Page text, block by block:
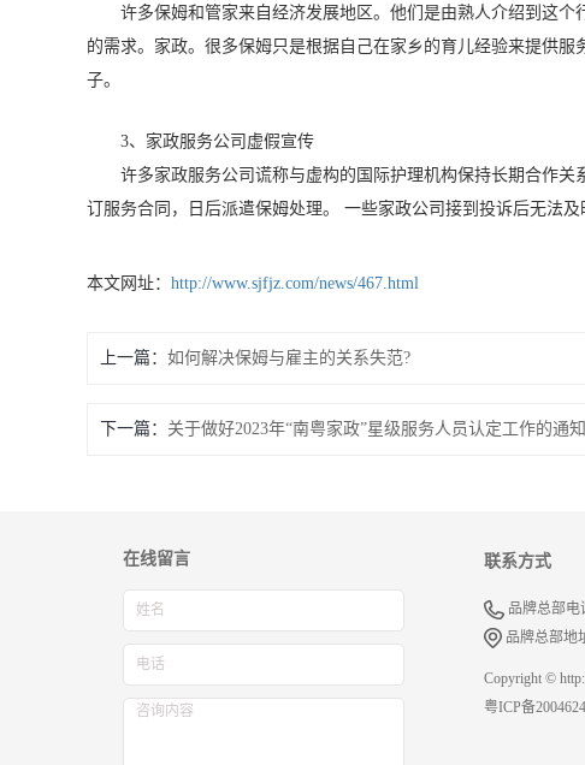
许多保姆和管家来自经济发展地区。他们是由熟人介绍到这
的需求。家政。很多保姆只是根据自己在家乡的育儿经验来提供
子。
3、家政服务公司虚假宣传
许多家政服务公司谎称与虚构的国际护理机构保持长期合作
订服务合同，日后派遣保姆处理。 一些家政公司接到投诉后无法
本文网址： http://www.sjfjz.com/news/467.html
上一篇： 如何解决保姆与雇主的关系失范?
下一篇： 关于做好2023年“南粤家政”星级服务人员认定工作的通知
在线留言 联系方式
品牌总部电
品牌总部地
Copyright ©
粤ICP备